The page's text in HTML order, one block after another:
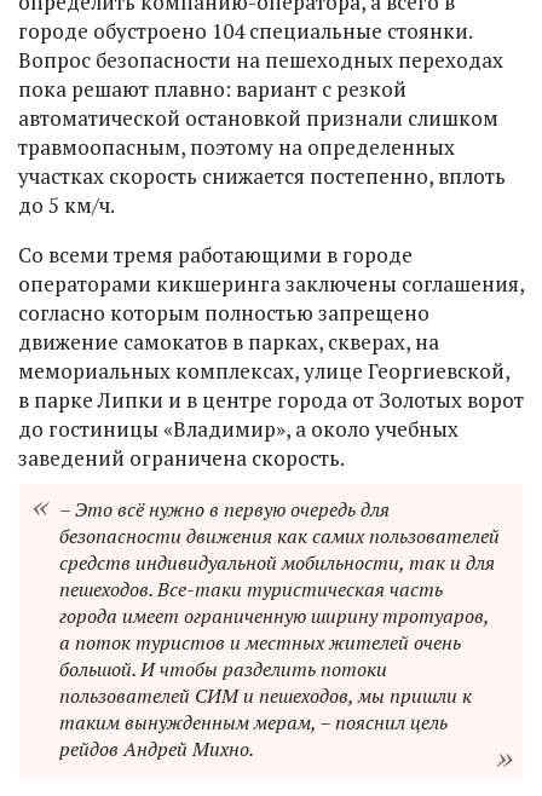
городе обустроено 104 специальные стоянки.
Вопрос безопасности на пешеходных переходах
пока решают плавно: вариант с резкой
автоматической остановкой признали слишком
травмоопасным, поэтому на определенных
участках скорость снижается постепенно, вплоть
до 5 км/ч.
Со всеми тремя работающими в городе
операторами кикшеринга заключены соглашения,
согласно которым полностью запрещено
движение самокатов в парках, скверах, на
мемориальных комплексах, улице Георгиевской,
в парке Липки и в центре города от Золотых ворот
до гостиницы «Владимир», а около учебных
заведений ограничена скорость.
– Это всё нужно в первую очередь для
безопасности движения как самих пользователей
средств индивидуальной мобильности, так и для
пешеходов. Все-таки туристическая часть
города имеет ограниченную ширину тротуаров,
а поток туристов и местных жителей очень
большой. И чтобы разделить потоки
пользователей СИМ и пешеходов, мы пришли к
таким вынужденным мерам, – пояснил цель
рейдов Андрей Михно.